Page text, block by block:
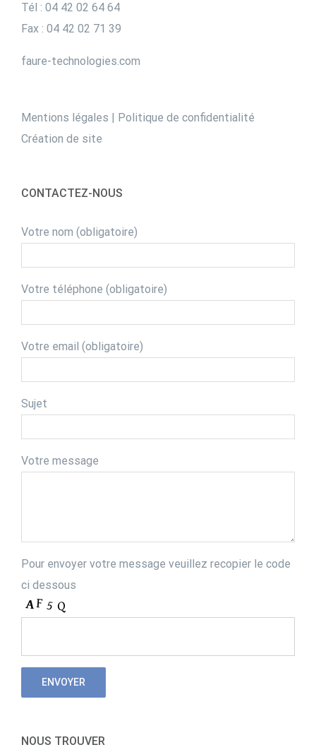
Tél : 04 42 02 64 64
Fax : 04 42 02 71 39
faure-technologies.com
Mentions légales | Politique de confidentialité
Création de site
CONTACTEZ-NOUS
Votre nom (obligatoire)
Votre téléphone (obligatoire)
Votre email (obligatoire)
Sujet
Votre message
Pour envoyer votre message veuillez recopier le code
ci dessous
NOUS TROUVER